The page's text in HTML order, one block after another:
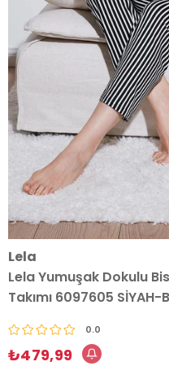
Lela
Lela Yumuşak Dokulu
Takımı 6097605 SİYAH-
0.0
₺479,99